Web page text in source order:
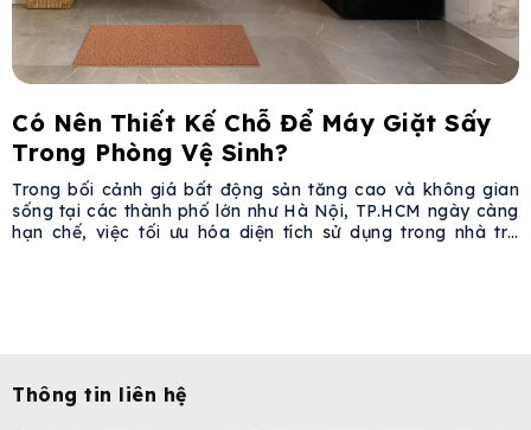
Có Nên Thiết Kế Chỗ Để Máy Giặt Sấy
Trong Phòng Vệ Sinh?
Trong bối cảnh giá bất động sản tăng cao và không gian
sống tại các thành phố lớn như Hà Nội, TP.HCM ngày càng
hạn chế, việc tối ưu hóa diện tích sử dụng trong nhà trở
Thông tin liên hệ